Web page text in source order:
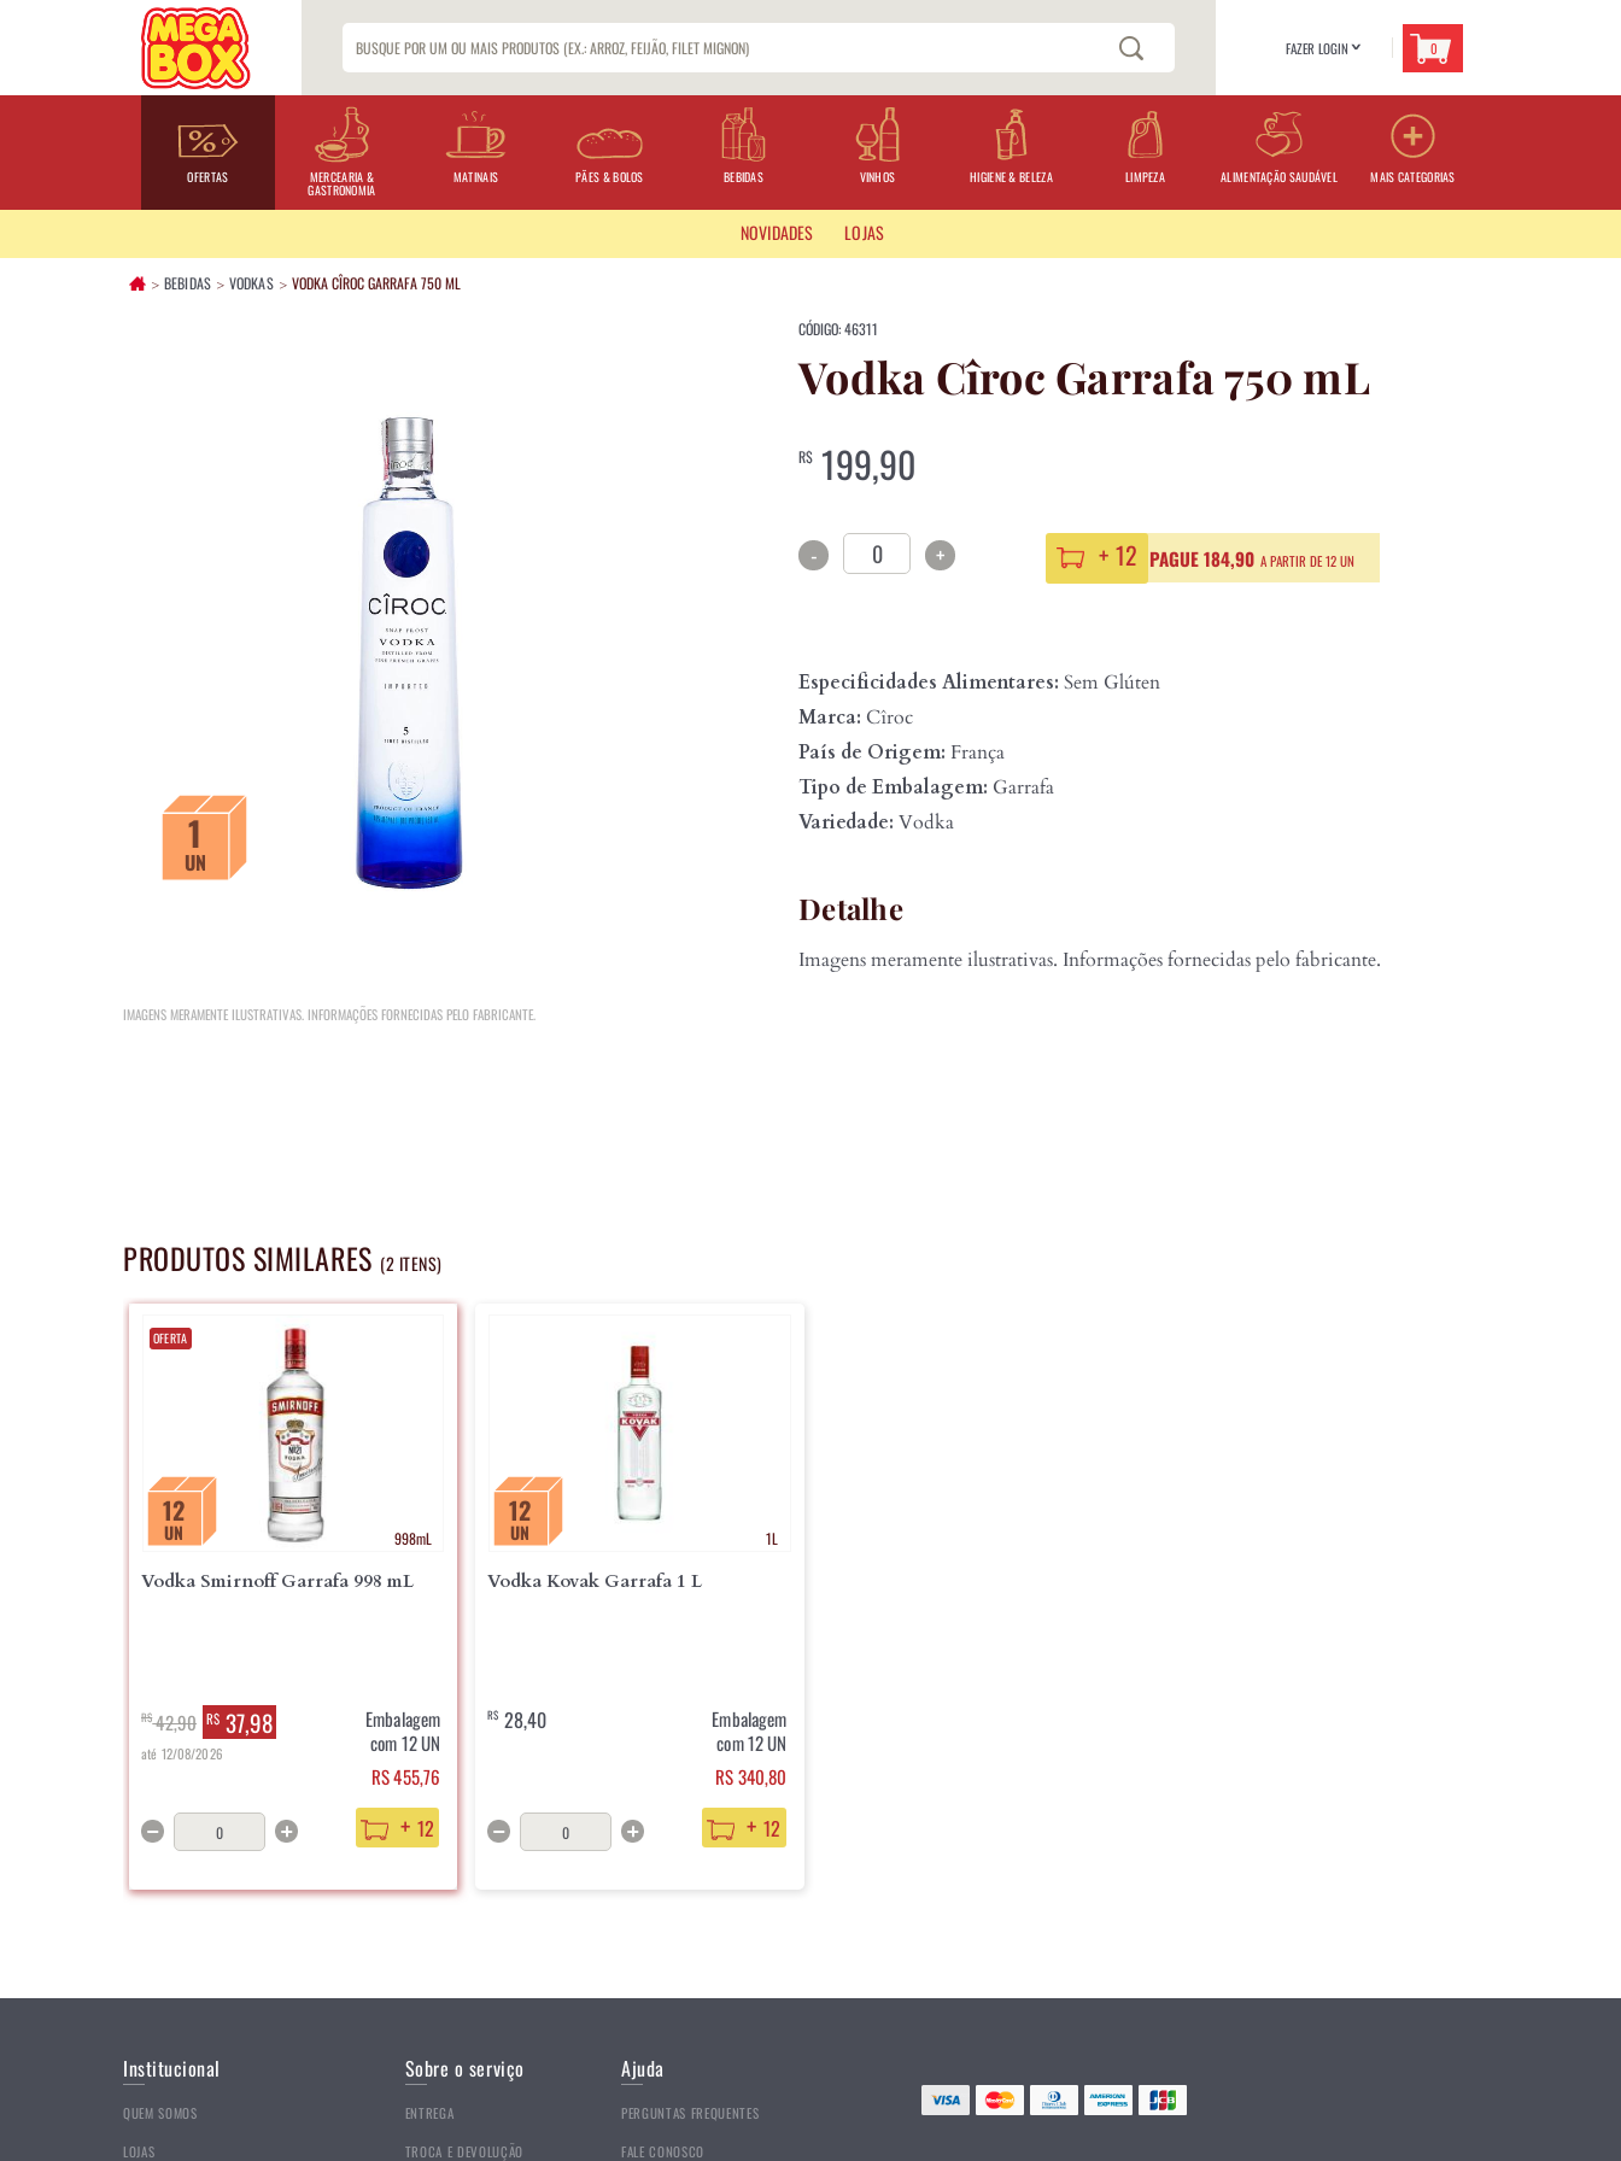
FAZER LOGIN > 0
OFERTAS MERCEARIA &
GASTRONOMIA
MATINAIS PÃES & BOLOS BEBIDAS VINHOS HIGIENE & BELEZA LIMPEZA ALIMENTAÇÃO SAUDÁVEL MAIS CATEGORIAS
NOVIDADES LOJAS
> BEBIDAS > VODKAS > VODKA CÎROC GARRAFA 750 ML
1
UN
IMAGENS MERAMENTE ILUSTRATIVAS. INFORMAÇÕES FORNECIDAS PELO FABRICANTE.
CÓDIGO: 46311
Vodka Cîroc Garrafa 750 mL
R$ 199,90
- + + 12 PAGUE 184,90 A PARTIR DE 12 UN
Especificidades Alimentares: Sem Glúten
Marca: Cîroc
País de Origem: França
Tipo de Embalagem: Garrafa
Variedade: Vodka
Detalhe
Imagens meramente ilustrativas. Informações fornecidas pelo fabricante.
PRODUTOS SIMILARES (2 ITENS)
12
UN
OFERTA
998mL
Vodka Smirnoff Garrafa 998 mL
R$42,90 R$ 37,98
até 12/08/2026
Embalagem
com 12 UN
RS 455,76
+ 12
12
UN 1L
Vodka Kovak Garrafa 1 L
R$ 28,40
Embalagem
com 12 UN
RS 340,80
+ 12
Institucional
QUEM SOMOS
LOJAS
Sobre o serviço
ENTREGA
TROCA E DEVOLUÇÃO
Ajuda
PERGUNTAS FREQUENTES
FALE CONOSCO